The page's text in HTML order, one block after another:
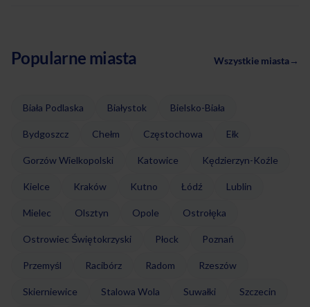
Popularne miasta Wszystkie miasta→
Biała Podlaska Białystok Bielsko-Biała
Bydgoszcz Chełm Częstochowa Ełk
Gorzów Wielkopolski Katowice Kędzierzyn-Koźle
Kielce Kraków Kutno Łódź Lublin
Mielec Olsztyn Opole Ostrołęka
Ostrowiec Świętokrzyski Płock Poznań
Przemyśl Racibórz Radom Rzeszów
Skierniewice Stalowa Wola Suwałki Szczecin